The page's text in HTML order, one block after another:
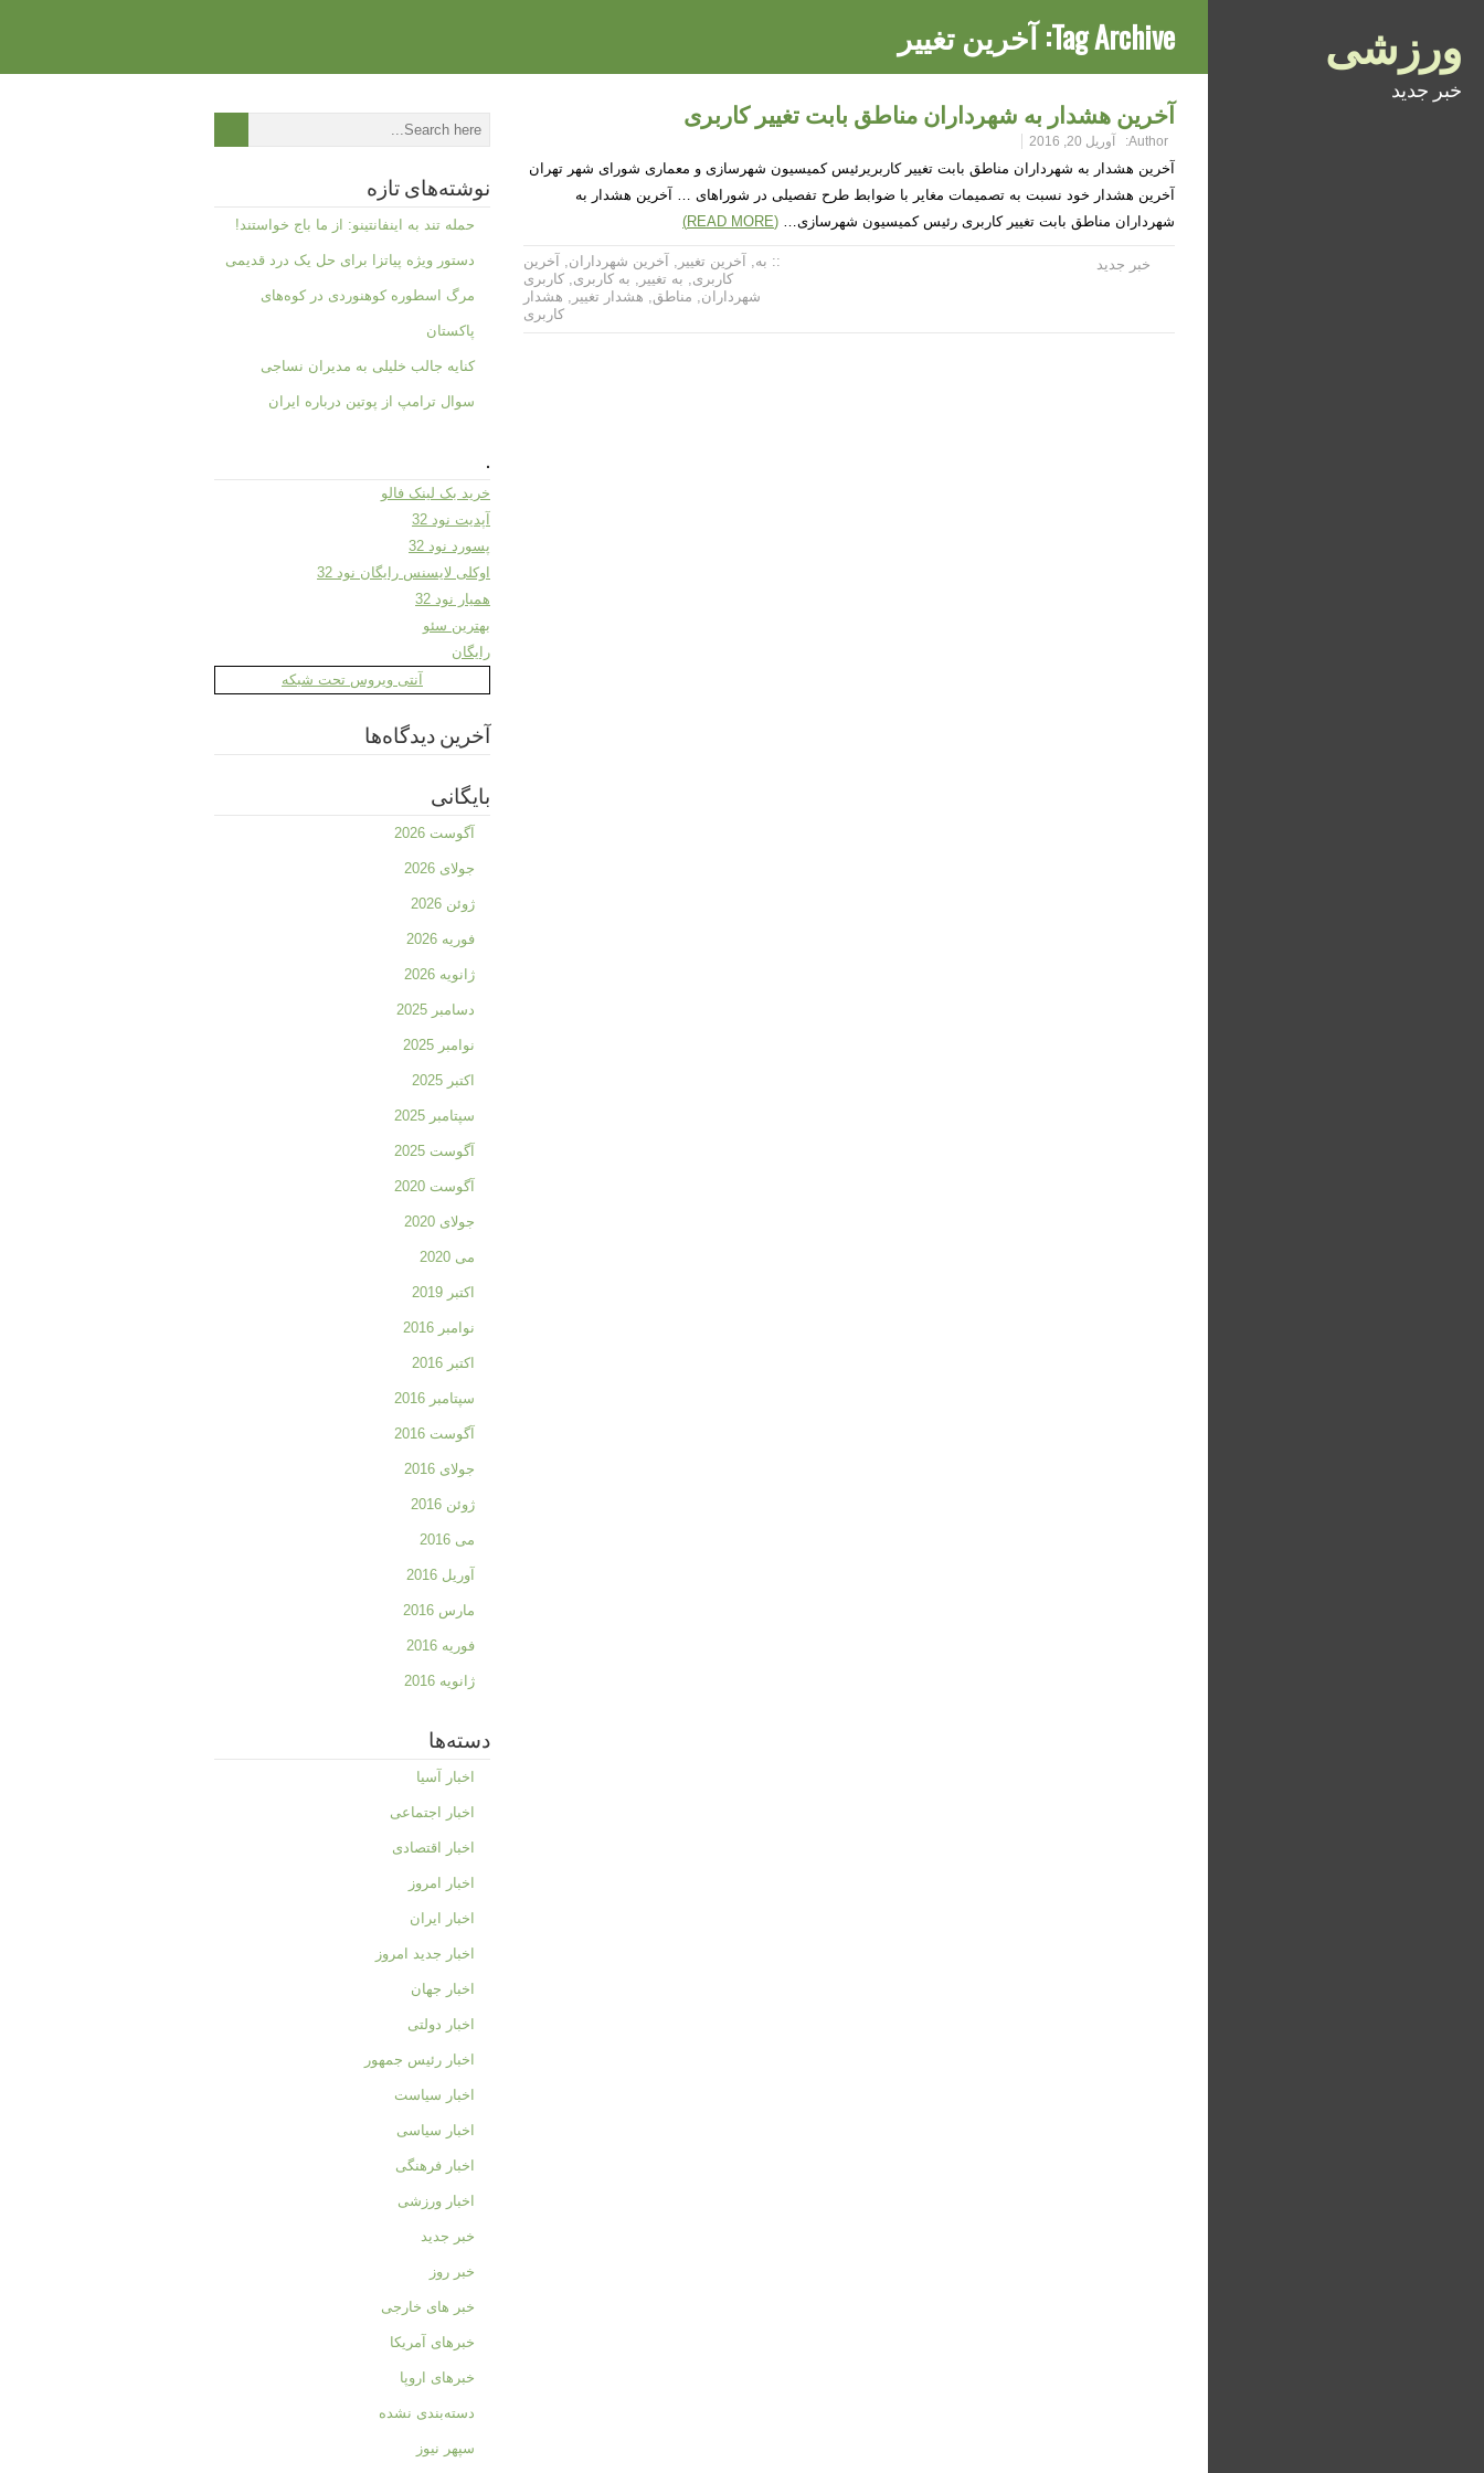
ورزشی
خبر جدید
Tag Archive: آخرین تغییر
آخرین هشدار به شهرداران مناطق بابت تغییر کاربری
Author: آوریل 20, 2016
آخرین هشدار به شهرداران مناطق بابت تغییر کاربریرئیس کمیسیون شهرسازی و معماری شورای شهر تهران
آخرین هشدار خود نسبت به تصمیمات مغایر با ضوابط طرح تفصیلی در شوراهای … آخرین هشدار به
شهرداران مناطق بابت تغییر کاربری رئیس کمیسیون شهرسازی… (READ MORE)
خبر جدید :: به, آخرین تغییر , آخرین شهرداران,
آخرین
کاربری, به تغییر , به کاربری, کاربری
شهرداران, مناطق, هشدار تغییر , هشدار
کاربری
نوشته‌های تازه
حمله تند به اینفانتینو: از ما باج خواستند!
دستور ویژه پیاتزا برای حل یک درد قدیمی
مرگ اسطوره کوهنوردی در کوه‌های
پاکستان
کنایه جالب خلیلی به مدیران نساجی
سوال ترامپ از پوتین درباره ایران
.
خرید بک لینک فالو
آپدیت نود 32
پسورد نود 32
اوکلی لایسنس رایگان نود 32
همیار نود 32
بهترین سئو
رایگان
آنتی ویروس تحت شبکه
آخرین دیدگاه‌ها
بایگانی
آگوست 2026
جولای 2026
ژوئن 2026
فوریه 2026
ژانویه 2026
دسامبر 2025
نوامبر 2025
اکتبر 2025
سپتامبر 2025
آگوست 2025
آگوست 2020
جولای 2020
می 2020
اکتبر 2019
نوامبر 2016
اکتبر 2016
سپتامبر 2016
آگوست 2016
جولای 2016
ژوئن 2016
می 2016
آوریل 2016
مارس 2016
فوریه 2016
ژانویه 2016
دسته‌ها
اخبار آسیا
اخبار اجتماعی
اخبار اقتصادی
اخبار امروز
اخبار ایران
اخبار جدید امروز
اخبار جهان
اخبار دولتی
اخبار رئیس جمهور
اخبار سیاست
اخبار سیاسی
اخبار فرهنگی
اخبار ورزشی
خبر جدید
خبر روز
خبر های خارجی
خبرهای آمریکا
خبرهای اروپا
دسته‌بندی نشده
سپهر نیوز